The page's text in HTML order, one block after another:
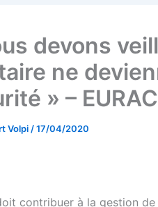
devons
ne
» –
Volpi /17/04/2020
contribuer à la gestion